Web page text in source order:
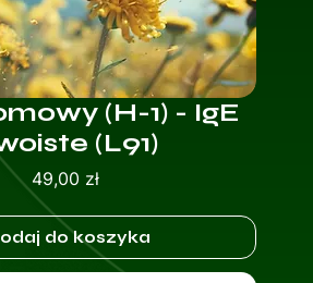
(H-1) - IgE
(L91)
49,00 złCena
do koszyka